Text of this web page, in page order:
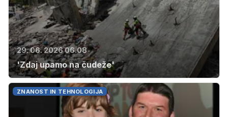
29. 06. 2026 06.08
'Zdaj upamo na čudeže'
ZNANOST IN TEHNOLOGIJA